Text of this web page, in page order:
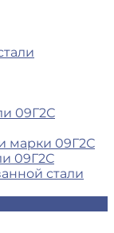
09Г2С
марки 09Г2С
09Г2С
стали